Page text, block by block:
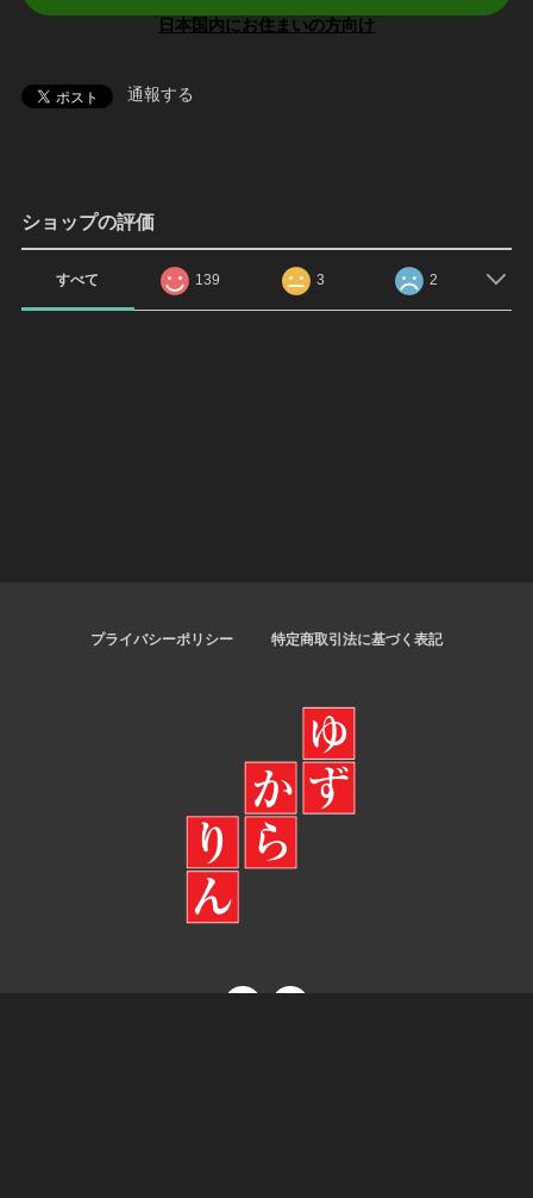
日本国内にお住まいの方向け
通報する
ショップの評価
すべて 139 3 2
プライバシーポリシー 特定商取引法に基づく表記